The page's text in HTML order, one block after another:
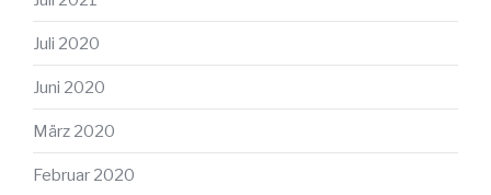
Juli 2020
Juni 2020
März 2020
Februar 2020